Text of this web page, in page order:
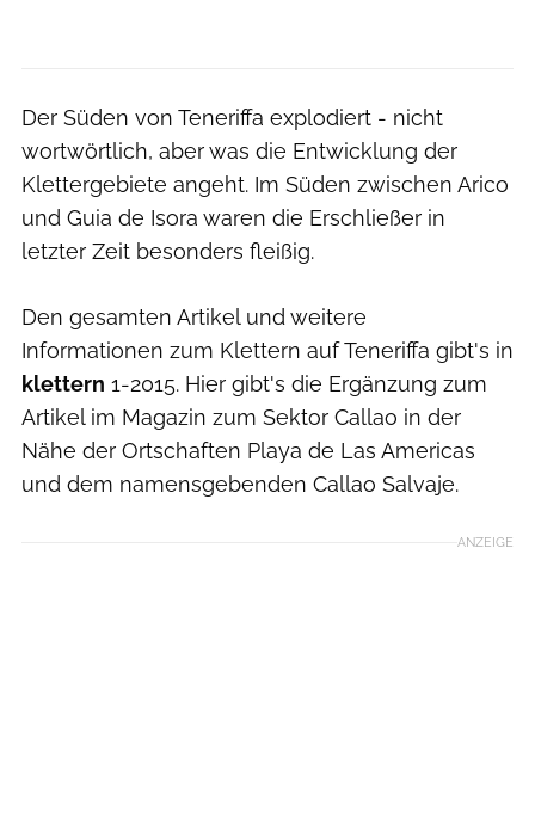
Der Süden von Teneriffa explodiert - nicht
wortwörtlich, aber was die Entwicklung der
Klettergebiete angeht. Im Süden zwischen Arico
und Guia de Isora waren die Erschließer in
letzter Zeit besonders fleißig.
Den gesamten Artikel und weitere
Informationen zum Klettern auf Teneriffa gibt's in
klettern 1-2015. Hier gibt's die Ergänzung zum
Artikel im Magazin zum Sektor Callao in der
Nähe der Ortschaften Playa de Las Americas
und dem namensgebenden Callao Salvaje.
ANZEIGE